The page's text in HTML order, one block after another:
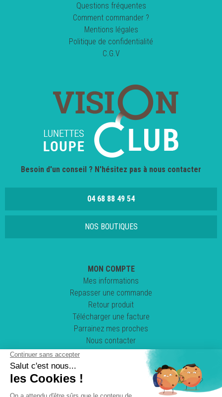
Questions fréquentes
Comment commander ?
Mentions légales
Politique de confidentialité
C.G.V
Besoin d'un conseil ? N'hésitez pas à nous contacter
04 68 88 49 54
NOS BOUTIQUES
MON COMPTE
Mes informations
Repasser une commande
Retour produit
Télécharger une facture
Parrainez mes proches
Nous contacter